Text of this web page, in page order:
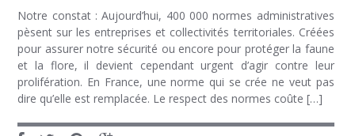
Notre constat : Aujourd’hui, 400 000 normes administratives
pèsent sur les entreprises et collectivités territoriales. Créées
pour assurer notre sécurité ou encore pour protéger la faune
et la flore, il devient cependant urgent d’agir contre leur
prolifération. En France, une norme qui se crée ne veut pas
dire qu’elle est remplacée. Le respect des normes coûte […]